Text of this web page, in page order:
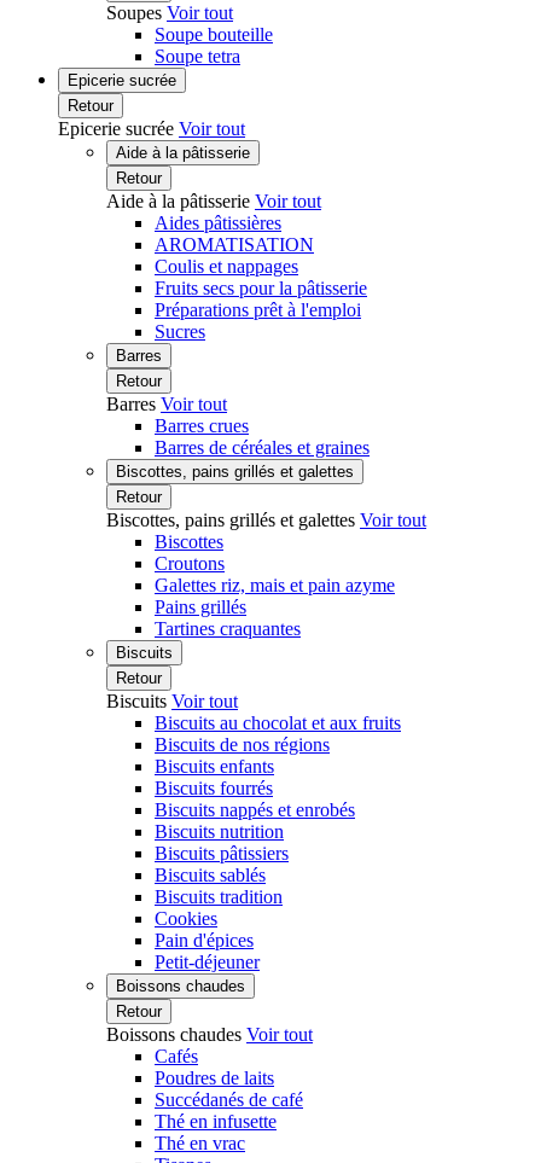
Soupes Voir tout
Soupe bouteille
Soupe tetra
Epicerie sucrée
Retour
Epicerie sucrée Voir tout
Aide à la pâtisserie
Retour
Aide à la pâtisserie Voir tout
Aides pâtissières
AROMATISATION
Coulis et nappages
Fruits secs pour la pâtisserie
Préparations prêt à l'emploi
Sucres
Barres
Retour
Barres Voir tout
Barres crues
Barres de céréales et graines
Biscottes, pains grillés et galettes
Retour
Biscottes, pains grillés et galettes Voir tout
Biscottes
Croutons
Galettes riz, mais et pain azyme
Pains grillés
Tartines craquantes
Biscuits
Retour
Biscuits Voir tout
Biscuits au chocolat et aux fruits
Biscuits de nos régions
Biscuits enfants
Biscuits fourrés
Biscuits nappés et enrobés
Biscuits nutrition
Biscuits pâtissiers
Biscuits sablés
Biscuits tradition
Cookies
Pain d'épices
Petit-déjeuner
Boissons chaudes
Retour
Boissons chaudes Voir tout
Cafés
Poudres de laits
Succédanés de café
Thé en infusette
Thé en vrac